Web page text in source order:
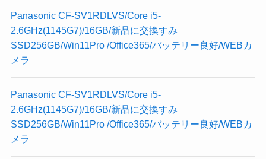
Panasonic CF-SV1RDLVS/Core i5-
2.6GHz(1145G7)/16GB/新品に交換すみ
SSD256GB/Win11Pro /Office365/バッテリー良好/WEBカ
メラ
Panasonic CF-SV1RDLVS/Core i5-
2.6GHz(1145G7)/16GB/新品に交換すみ
SSD256GB/Win11Pro /Office365/バッテリー良好/WEBカ
メラ